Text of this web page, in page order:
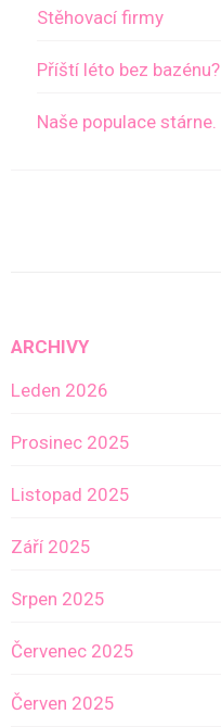
Stěhovací firmy
Příští léto bez bazénu?
Naše populace stárne.
ARCHIVY
Leden 2026
Prosinec 2025
Listopad 2025
Září 2025
Srpen 2025
Červenec 2025
Červen 2025